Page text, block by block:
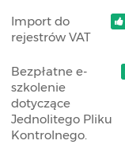
Import do
rejestrów VAT
Bezpłatne e-
szkolenie
dotyczące
Jednolitego Pliku
Kontrolnego.